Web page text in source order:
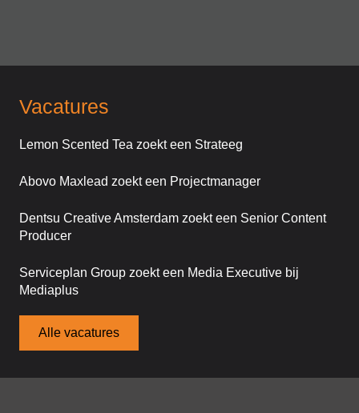
Vacatures
Lemon Scented Tea zoekt een Strateeg
Abovo Maxlead zoekt een Projectmanager
Dentsu Creative Amsterdam zoekt een Senior Content
Producer
Serviceplan Group zoekt een Media Executive bij
Mediaplus
Alle vacatures